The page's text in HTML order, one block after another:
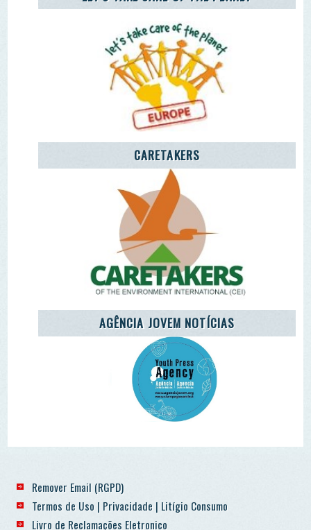
AGÊNCIA JOVEM NOTÍCIAS
Termos de Uso | Privacidade | Litígio Consumo
Livro de Reclamações Eletronico
Ao aceder a outras paginas deste site sao usados cookies e
recolha dados. Ao aceder ao site consente o uso dos
mesmo sob o RGPD. Sim.